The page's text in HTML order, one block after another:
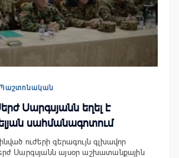
Սարգսյանն եղել է
սահմանագոտում
ուժերի գերագույն գլխավոր
Սարգսյանն այսօր աշխատանքային